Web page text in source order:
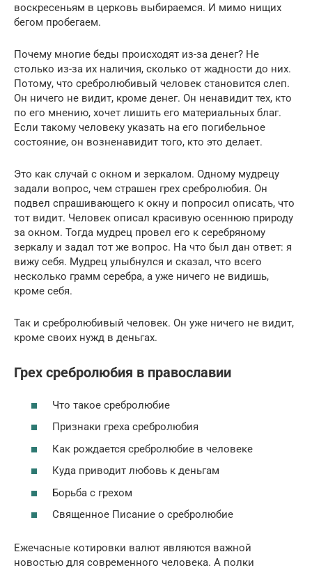
воскресеньям в церковь выбираемся. И мимо нищих
бегом пробегаем.
Почему многие беды происходят из-за денег? Не
столько из-за их наличия, сколько от жадности до них.
Потому, что сребролюбивый человек становится слеп.
Он ничего не видит, кроме денег. Он ненавидит тех, кто
по его мнению, хочет лишить его материальных благ.
Если такому человеку указать на его погибельное
состояние, он возненавидит того, кто это делает.
Это как случай с окном и зеркалом. Одному мудрецу
задали вопрос, чем страшен грех сребролюбия. Он
подвел спрашивающего к окну и попросил описать, что
тот видит. Человек описал красивую осеннюю природу
за окном. Тогда мудрец провел его к серебряному
зеркалу и задал тот же вопрос. На что был дан ответ: я
вижу себя. Мудрец улыбнулся и сказал, что всего
несколько грамм серебра, а уже ничего не видишь,
кроме себя.
Так и сребролюбивый человек. Он уже ничего не видит,
кроме своих нужд в деньгах.
Грех сребролюбия в православии
Что такое сребролюбие
Признаки греха сребролюбия
Как рождается сребролюбие в человеке
Куда приводит любовь к деньгам
Борьба с грехом
Священное Писание о сребролюбие
Ежечасные котировки валют являются важной
новостью для современного человека. А полки